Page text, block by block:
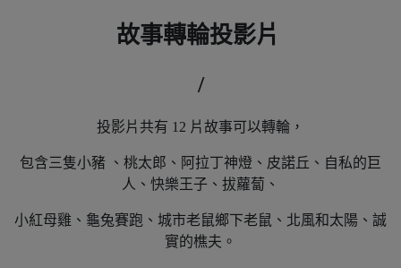
故事轉輪投影片
/
投影片共有 12 片故事可以轉輪，
包含三隻小豬 、桃太郎、阿拉丁神燈、皮諾丘、自私的巨
人、快樂王子、拔蘿蔔、
小紅母雞、龜兔賽跑、城市老鼠鄉下老鼠、北風和太陽、誠
實的樵夫。